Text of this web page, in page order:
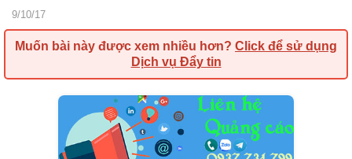
9/10/17
Muốn bài này được xem nhiều hơn? Click để sử dụng
Dịch vụ Đẩy tin